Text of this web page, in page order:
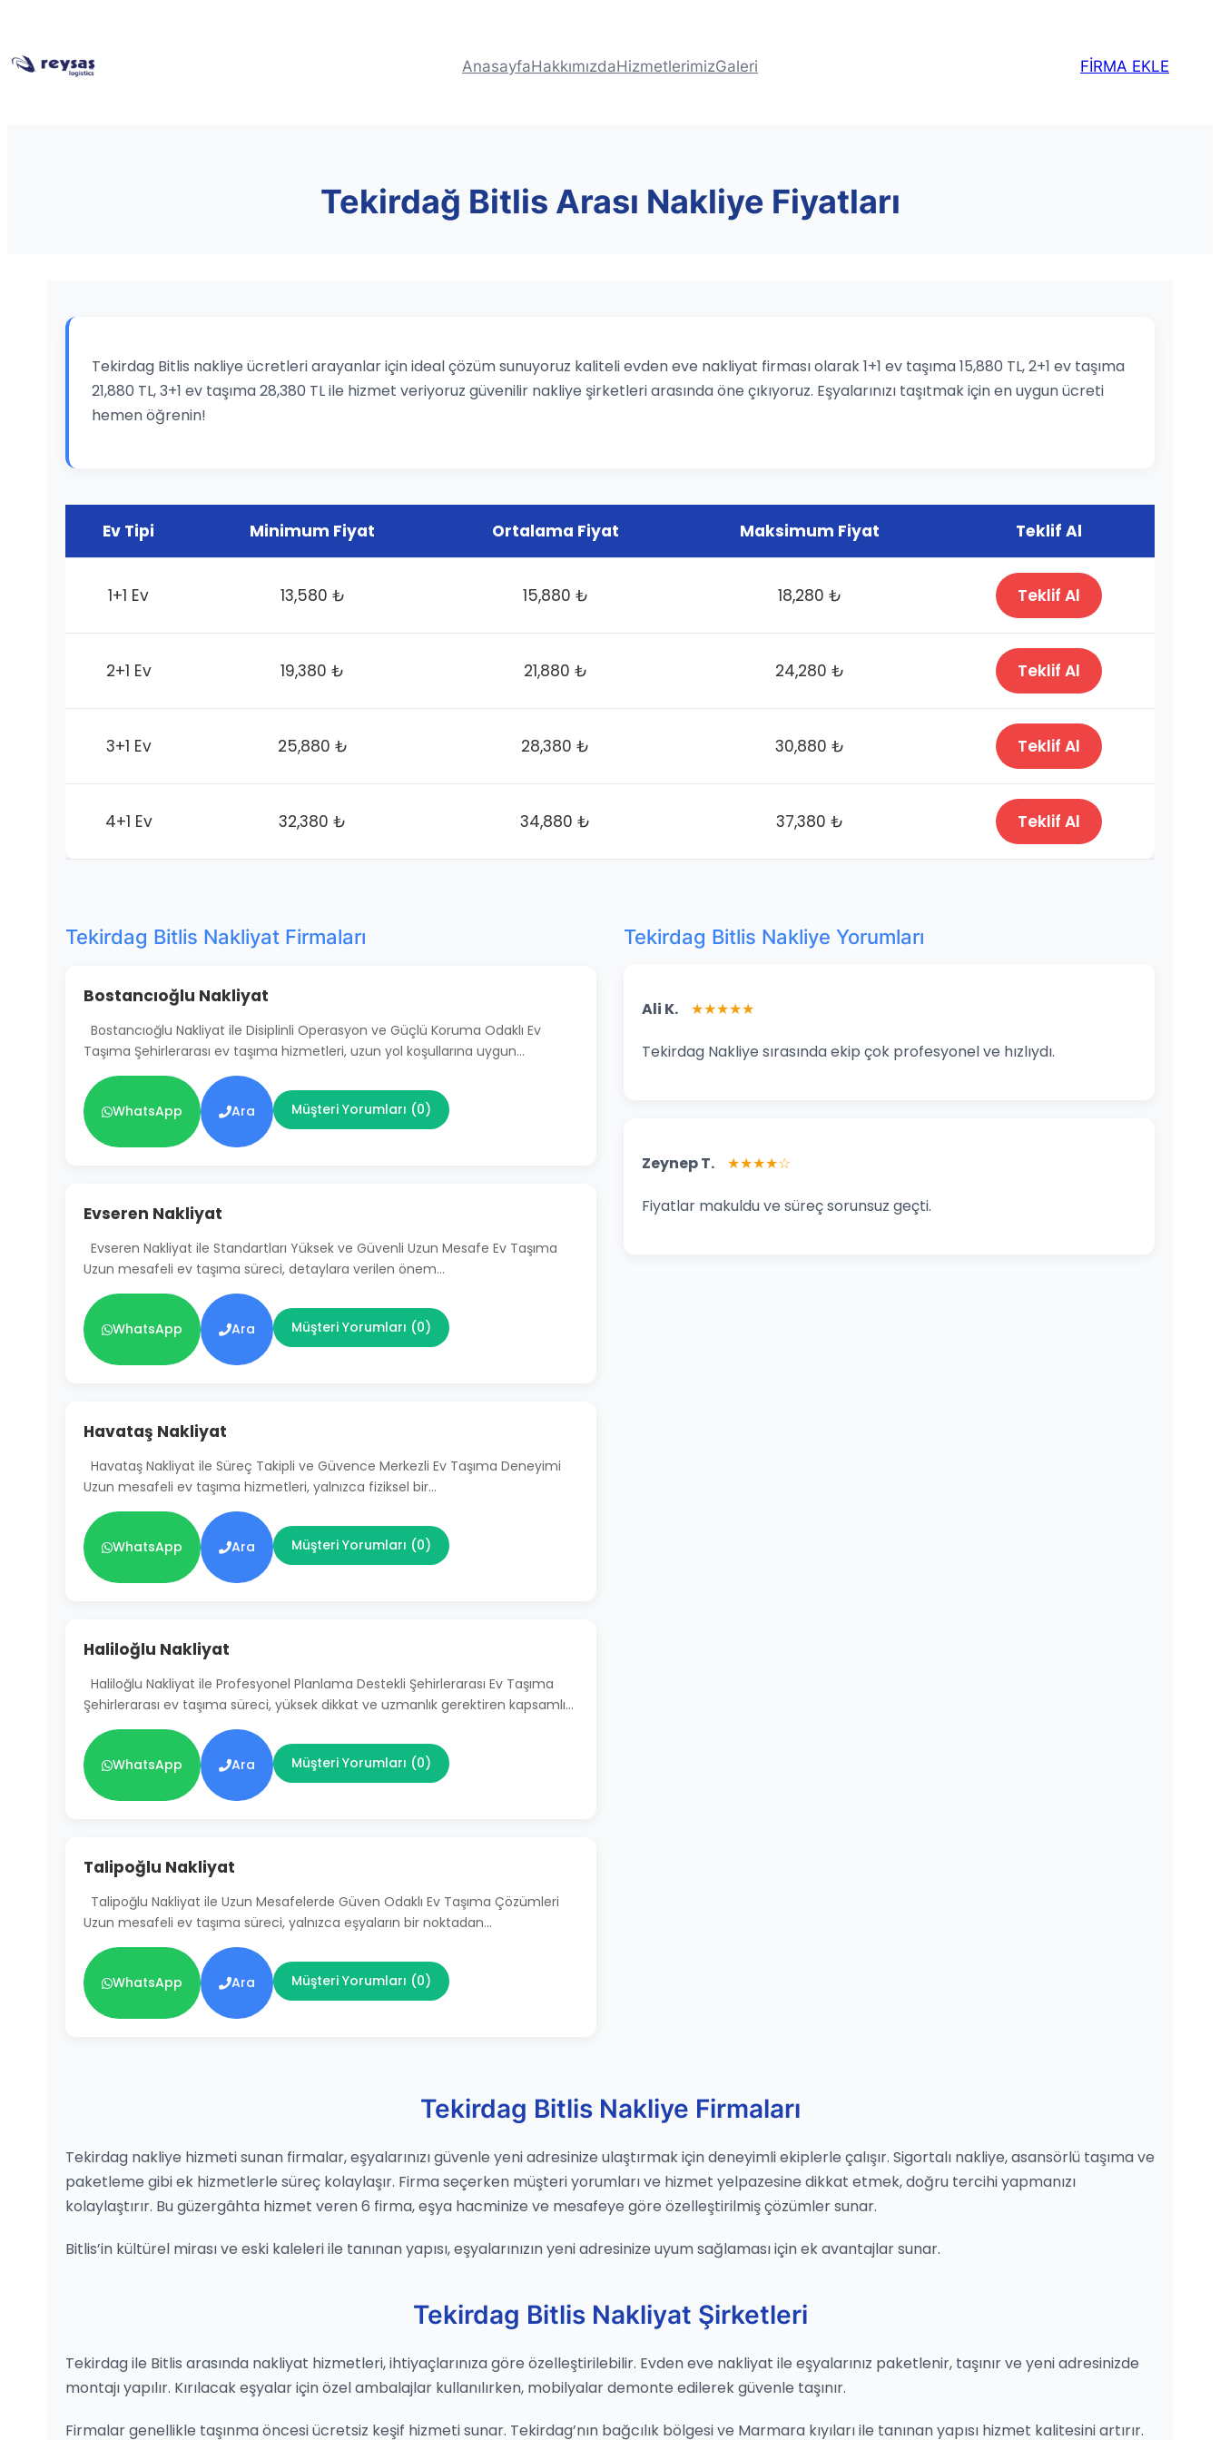
AnasayfaHakkımızdaHizmetlerimizGaleri FİRMA EKLE
Tekirdağ Bitlis Arası Nakliye Fiyatları
Tekirdag Bitlis nakliye ücretleri arayanlar için ideal çözüm sunuyoruz kaliteli evden eve nakliyat firması olarak 1+1 ev taşıma 15,880 TL, 2+1 ev taşıma
21,880 TL, 3+1 ev taşıma 28,380 TL ile hizmet veriyoruz güvenilir nakliye şirketleri arasında öne çıkıyoruz. Eşyalarınızı taşıtmak için en uygun ücreti
hemen öğrenin!
Ev Tipi Minimum Fiyat Ortalama Fiyat Maksimum Fiyat Teklif Al
1+1 Ev 13,580 ₺ 15,880 ₺ 18,280 ₺ Teklif Al
2+1 Ev 19,380 ₺ 21,880 ₺ 24,280 ₺ Teklif Al
3+1 Ev 25,880 ₺ 28,380 ₺ 30,880 ₺ Teklif Al
4+1 Ev 32,380 ₺ 34,880 ₺ 37,380 ₺ Teklif Al
Tekirdag Bitlis Nakliyat Firmaları
Bostancıoğlu Nakliyat
Bostancıoğlu Nakliyat ile Disiplinli Operasyon ve Güçlü Koruma Odaklı Ev
Taşıma Şehirlerarası ev taşıma hizmetleri, uzun yol koşullarına uygun…
WhatsApp Ara Müşteri Yorumları (0)
Evseren Nakliyat
Evseren Nakliyat ile Standartları Yüksek ve Güvenli Uzun Mesafe Ev Taşıma
Uzun mesafeli ev taşıma süreci, detaylara verilen önem…
WhatsApp Ara Müşteri Yorumları (0)
Havataş Nakliyat
Havataş Nakliyat ile Süreç Takipli ve Güvence Merkezli Ev Taşıma Deneyimi
Uzun mesafeli ev taşıma hizmetleri, yalnızca fiziksel bir…
WhatsApp Ara Müşteri Yorumları (0)
Haliloğlu Nakliyat
Haliloğlu Nakliyat ile Profesyonel Planlama Destekli Şehirlerarası Ev Taşıma
Şehirlerarası ev taşıma süreci, yüksek dikkat ve uzmanlık gerektiren kapsamlı…
WhatsApp Ara Müşteri Yorumları (0)
Talipoğlu Nakliyat
Talipoğlu Nakliyat ile Uzun Mesafelerde Güven Odaklı Ev Taşıma Çözümleri
Uzun mesafeli ev taşıma süreci, yalnızca eşyaların bir noktadan…
WhatsApp Ara Müşteri Yorumları (0)
Tekirdag Bitlis Nakliye Yorumları
Ali K. ★★★★★
Tekirdag Nakliye sırasında ekip çok profesyonel ve hızlıydı.
Zeynep T. ★★★★☆
Fiyatlar makuldu ve süreç sorunsuz geçti.
Tekirdag Bitlis Nakliye Firmaları
Tekirdag nakliye hizmeti sunan firmalar, eşyalarınızı güvenle yeni adresinize ulaştırmak için deneyimli ekiplerle çalışır. Sigortalı nakliye, asansörlü taşıma ve
paketleme gibi ek hizmetlerle süreç kolaylaşır. Firma seçerken müşteri yorumları ve hizmet yelpazesine dikkat etmek, doğru tercihi yapmanızı
kolaylaştırır. Bu güzergâhta hizmet veren 6 firma, eşya hacminize ve mesafeye göre özelleştirilmiş çözümler sunar.
Bitlis’in kültürel mirası ve eski kaleleri ile tanınan yapısı, eşyalarınızın yeni adresinize uyum sağlaması için ek avantajlar sunar.
Tekirdag Bitlis Nakliyat Şirketleri
Tekirdag ile Bitlis arasında nakliyat hizmetleri, ihtiyaçlarınıza göre özelleştirilebilir. Evden eve nakliyat ile eşyalarınız paketlenir, taşınır ve yeni adresinizde
montajı yapılır. Kırılacak eşyalar için özel ambalajlar kullanılırken, mobilyalar demonte edilerek güvenle taşınır.
Firmalar genellikle taşınma öncesi ücretsiz keşif hizmeti sunar. Tekirdag’nın bağcılık bölgesi ve Marmara kıyıları ile tanınan yapısı hizmet kalitesini artırır.